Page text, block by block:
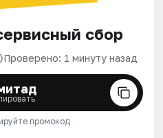
сбор
Проверено: 1 минуту назад
промокод